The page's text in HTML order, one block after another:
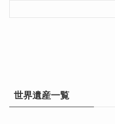
世界遺産一覧